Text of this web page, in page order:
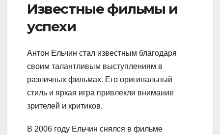
Известные фильмы и
успехи
Антон Ельчин стал известным благодаря
своим талантливым выступлениям в
различных фильмах. Его оригинальный
стиль и яркая игра привлекли внимание
зрителей и критиков.
В 2006 году Ельчин снялся в фильме